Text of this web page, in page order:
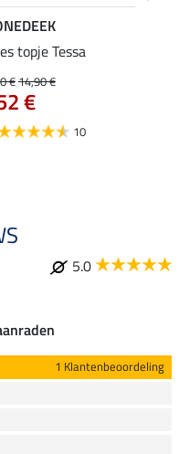
topje Tessa
€14,90 €
€
10
5.0
1 Klantenbeoordeling